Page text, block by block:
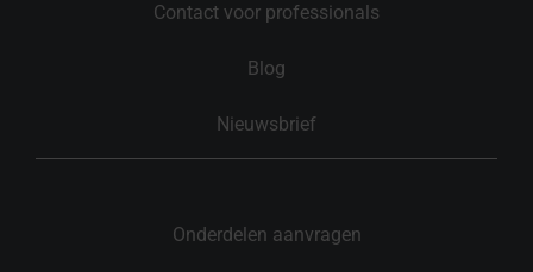
Contact voor professionals
Blog
Nieuwsbrief
Onderdelen aanvragen